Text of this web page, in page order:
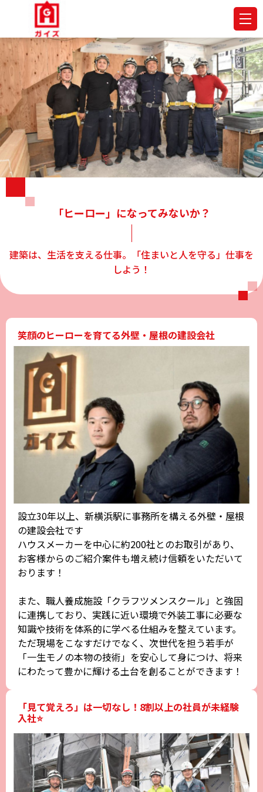
「ヒーロー」になってみないか？
建築は、生活を支える仕事。「住まいと人を守る」仕事を
しよう！
笑顔のヒーローを育てる外壁・屋根の建設会社
設立30年以上、新横浜駅に事務所を構える外壁・屋根
の建設会社です
ハウスメーカーを中心に約200社とのお取引があり、
お客様からのご紹介案件も増え続け信頼をいただいて
おります！
また、職人養成施設「クラフツメンスクール」と強固
に連携しており、実践に近い環境で外装工事に必要な
知識や技術を体系的に学べる仕組みを整えています。
ただ現場をこなすだけでなく、次世代を担う若手が
「一生モノの本物の技術」を安心して身につけ、将来
にわたって豊かに輝ける土台を創ることができます！
「見て覚えろ」は一切なし！8割以上の社員が未経験
入社⭐